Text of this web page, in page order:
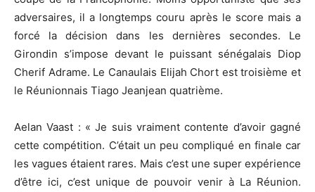
adversaires, il a longtemps couru après le score mais a
forcé la décision dans les dernières secondes. Le
Girondin s’impose devant le puissant sénégalais Diop
Cherif Adrame. Le Canaulais Elijah Chort est troisième et
le Réunionnais Tiago Jeanjean quatrième.
Aelan Vaast : « Je suis vraiment contente d’avoir gagné
cette compétition. C’était un peu compliqué en finale car
les vagues étaient rares. Mais c’est une super expérience
d’être ici, c’est unique de pouvoir venir à La Réunion.